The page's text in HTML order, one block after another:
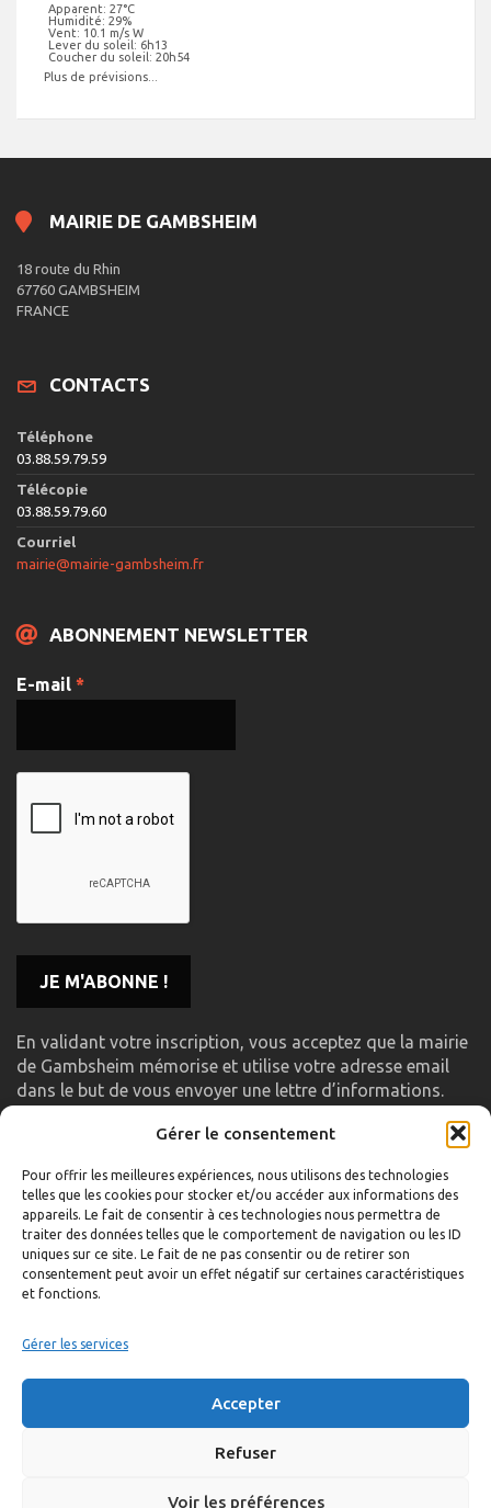
Gérer le consentement
Pour offrir les meilleures expériences, nous utilisons des technologies
telles que les cookies pour stocker et/ou accéder aux informations des
appareils. Le fait de consentir à ces technologies nous permettra de
traiter des données telles que le comportement de navigation ou les ID
uniques sur ce site. Le fait de ne pas consentir ou de retirer son
consentement peut avoir un effet négatif sur certaines caractéristiques
et fonctions.
Gérer les services
Accepter
Refuser
Voir les préférences
Apparent: 27°C
Humidité: 29%
Vent: 10.1 m/s W
Lever du soleil: 6h13
Coucher du soleil: 20h54
Plus de prévisions...
MAIRIE DE GAMBSHEIM
18 route du Rhin
67760 GAMBSHEIM
FRANCE
CONTACTS
Téléphone
03.88.59.79.59
Télécopie
03.88.59.79.60
Courriel
mairie@mairie-gambsheim.fr
ABONNEMENT NEWSLETTER
E-mail *
En validant votre inscription, vous acceptez que la mairie
de Gambsheim mémorise et utilise votre adresse email
dans le but de vous envoyer une lettre d’informations.
LIENS UTILES
Accueil
Formulaire de contact
Gambs TV
Mentions légales